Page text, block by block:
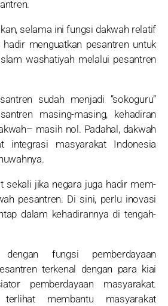
selama ini fungsi dakwah relatif
menguatkan pesantren untuk
washatiyah melalui pesantren
sudah menjadi ”sokoguru”
masing-masing, kehadiran
masih nol. Padahal, dakwah
integrasi masyarakat Indonesia
sekali jika negara juga hadir mem-
pesantren. Di sini, perlu inovasi
dalam kehadirannya di tengah-
fungsi pemberdayaan
terkenal dengan para kiai
pemberdayaan masyarakat.
membantu masyarakat